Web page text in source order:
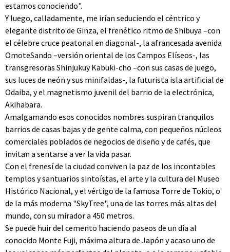
estamos conociendo".
Y luego, calladamente, me irían seduciendo el céntrico y
elegante distrito de Ginza, el frenético ritmo de Shibuya –con
el célebre cruce peatonal en diagonal-, la afrancesada avenida
OmoteSando –versión oriental de los Campos Elíseos-, las
transgresoras Shinjukuy Kabuki-cho –con sus casas de juego,
sus luces de neón y sus minifaldas-, la futurista isla artificial de
Odaiba, y el magnetismo juvenil del barrio de la electrónica,
Akihabara.
Amalgamando esos conocidos nombres suspiran tranquilos
barrios de casas bajas y de gente calma, con pequeños núcleos
comerciales poblados de negocios de diseño y de cafés, que
invitan a sentarse a ver la vida pasar.
Con el frenesí de la ciudad conviven la paz de los incontables
templos y santuarios sintoístas, el arte y la cultura del Museo
Histórico Nacional, y el vértigo de la famosa Torre de Tokio, o
de la más moderna "SkyTree", una de las torres más altas del
mundo, con su mirador a 450 metros.
Se puede huir del cemento haciendo paseos de un día al
conocido Monte Fuji, máxima altura de Japón y acaso uno de